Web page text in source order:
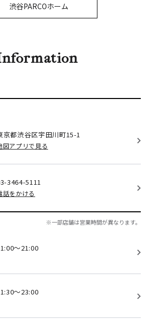
渋谷PARCOホーム
京都渋谷区宇田川町15-1
図アプリで見る
3464-5111
話をかける
※一部店舗は営業時間が異なります。
～21:00
～23:00